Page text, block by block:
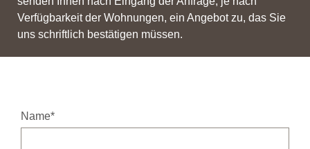
Verfügbarkeit der Wohnungen, ein Angebot zu, das Sie
uns schriftlich bestätigen müssen.
Name*